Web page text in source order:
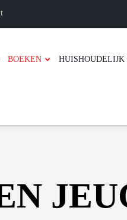
BOEKEN HUISHOUDELIJK